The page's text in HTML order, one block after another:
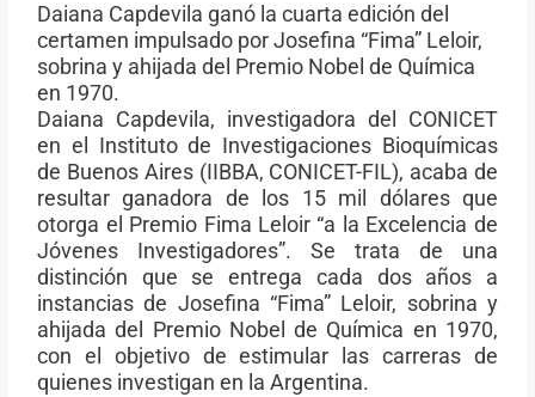
Daiana Capdevila ganó la cuarta edición del
certamen impulsado por Josefina “Fima” Leloir,
sobrina y ahijada del Premio Nobel de Química
en 1970.
Daiana Capdevila, investigadora del CONICET
en el Instituto de Investigaciones Bioquímicas
de Buenos Aires (IIBBA, CONICET-FIL), acaba de
resultar ganadora de los 15 mil dólares que
otorga el Premio Fima Leloir “a la Excelencia de
Jóvenes Investigadores”. Se trata de una
distinción que se entrega cada dos años a
instancias de Josefina “Fima” Leloir, sobrina y
ahijada del Premio Nobel de Química en 1970,
con el objetivo de estimular las carreras de
quienes investigan en la Argentina.